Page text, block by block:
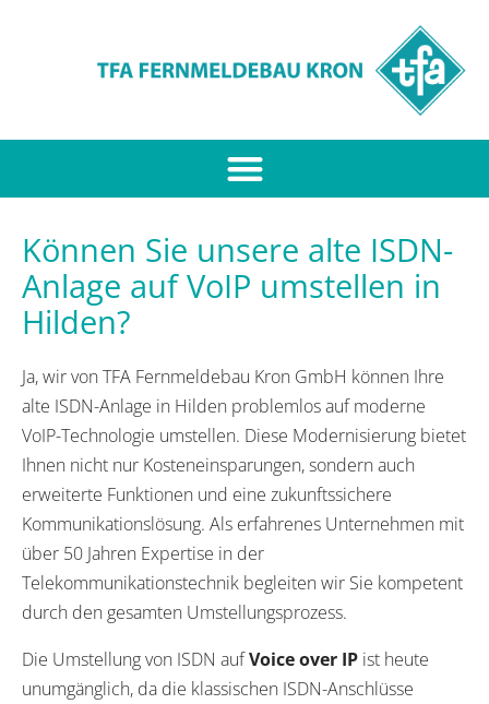
Können Sie unsere alte ISDN-
Anlage auf VoIP umstellen in
Hilden?
Ja, wir von TFA Fernmeldebau Kron GmbH können Ihre
alte ISDN-Anlage in Hilden problemlos auf moderne
VoIP-Technologie umstellen. Diese Modernisierung bietet
Ihnen nicht nur Kosteneinsparungen, sondern auch
erweiterte Funktionen und eine zukunftssichere
Kommunikationslösung. Als erfahrenes Unternehmen mit
über 50 Jahren Expertise in der
Telekommunikationstechnik begleiten wir Sie kompetent
durch den gesamten Umstellungsprozess.
Die Umstellung von ISDN aufVoice over IP ist heute
unumgänglich, da die klassischen ISDN-Anschlüsse